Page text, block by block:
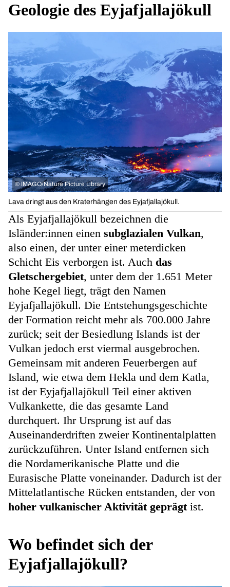
Geologie des Eyjafjallajökull
© IMAGO/Nature Picture Library
Lava dringt aus den Kraterhängen des Eyjafjallajökull.
Als Eyjafjallajökull bezeichnen die
Isländer:innen einen subglazialen Vulkan,
also einen, der unter einer meterdicken
Schicht Eis verborgen ist. Auch das
Gletschergebiet, unter dem der 1.651 Meter
hohe Kegel liegt, trägt den Namen
Eyjafjallajökull. Die Entstehungsgeschichte
der Formation reicht mehr als 700.000 Jahre
zurück; seit der Besiedlung Islands ist der
Vulkan jedoch erst viermal ausgebrochen.
Gemeinsam mit anderen Feuerbergen auf
Island, wie etwa dem Hekla und dem Katla,
ist der Eyjafjallajökull Teil einer aktiven
Vulkankette, die das gesamte Land
durchquert. Ihr Ursprung ist auf das
Auseinanderdriften zweier Kontinentalplatten
zurückzuführen. Unter Island entfernen sich
die Nordamerikanische Platte und die
Eurasische Platte voneinander. Dadurch ist der
Mittelatlantische Rücken entstanden, der von
hoher vulkanischer Aktivität geprägtist.
Wo befindet sich der
Eyjafjallajökull?